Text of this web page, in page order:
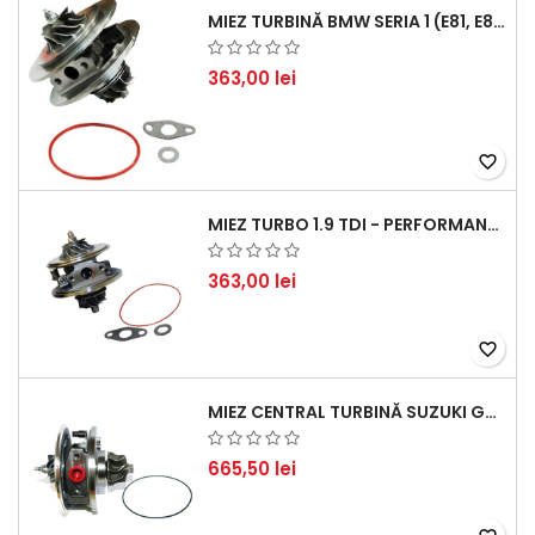
MIEZ TURBINĂ BMW SERIA 1 (E81, E87) 120 D - CREȘTEȚI PERFORMANȚA ȘI RĂSPUNSUL MOTORULUI
363,00 lei
favorite_border
MIEZ TURBO 1.9 TDI - PERFORMANȚĂ FIABILĂ PENTRU AUDI, SEAT, SKODA ȘI VW
363,00 lei
favorite_border
MIEZ CENTRAL TURBINĂ SUZUKI GRAND ESCUDO II 1.9 DDIS TRACȚIUNE INTEGRALĂ - MOTORIZARE 1.9L, 95 KW (129 CP)
665,50 lei